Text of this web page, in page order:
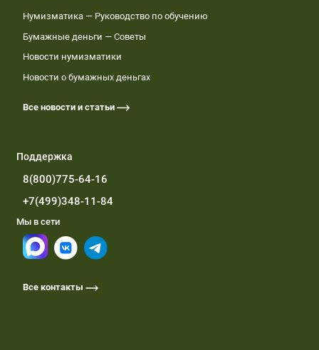
Нумизматика — Руководство по обучению
Бумажные деньги — Советы
Новости нумизматики
Новости о бумажных деньгах
Все новости и статьи
Поддержка
8(800)775-64-16
+7(499)348-11-84
Мы в сети
Все контакты